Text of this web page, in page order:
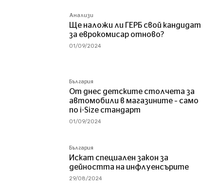
Анализи
Ще наложи ли ГЕРБ свой кандидат
за еврокомисар отново?
01/09/2024
България
От днес детските столчета за
автомобили в магазините – само
по i-Size стандарт
01/09/2024
България
Искат специален закон за
дейността на инфлуенсърите
29/08/2024